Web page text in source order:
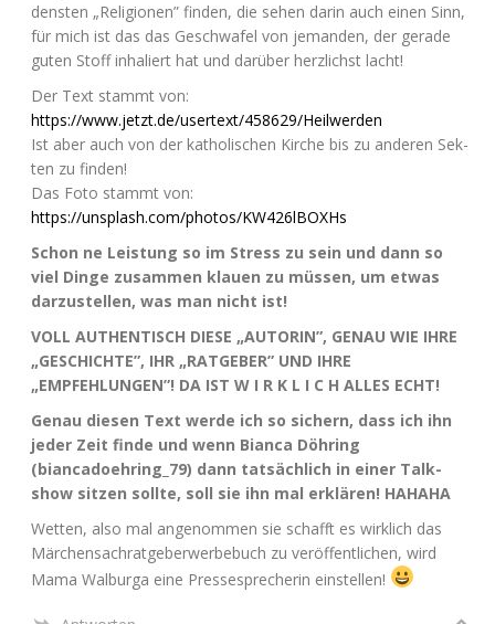
dens­ten „Reli­gio­nen” fin­den, die sehen dar­in auch einen Sinn,
für mich ist das das Geschwa­fel von jeman­den, der gera­de
guten Stoff inha­liert hat und dar­über herz­lichst lacht!
Der Text stammt von:
https://www.jetzt.de/usertext/458629/Heilwerden
Ist aber auch von der katho­li­schen Kir­che bis zu ande­ren Sek­
ten zu finden!
Das Foto stammt von:
https://unsplash.com/photos/KW426lBOXHs
Schon ne Leis­tung so im Stress zu sein und dann so
viel Din­ge zusam­men klau­en zu müs­sen, um etwas
dar­zu­stel­len, was man nicht ist!
VOLL AUTHENTISCH DIESE „AUTORIN”, GENAU WIE IHRE
„GESCHICHTE”, IHR „RATGEBER” UND IHRE
„EMPFEHLUNGEN”! DA IST W I R K L I C H ALLES ECHT!
Genau die­sen Text wer­de ich so sichern, dass ich ihn
jeder Zeit fin­de und wenn Bian­ca Döh­ring
(biancadoehring_79) dann tat­säch­lich in einer Talk­
show sit­zen soll­te, soll sie ihn mal erklä­ren! HAHAHA
Wet­ten, also mal ange­nom­men sie schafft es wirk­lich das
Mär­chen­sach­rat­ge­ber­wer­be­buch zu ver­öf­fent­li­chen, wird
Mama Wal­bur­ga eine Pres­se­spre­che­rin einstellen!